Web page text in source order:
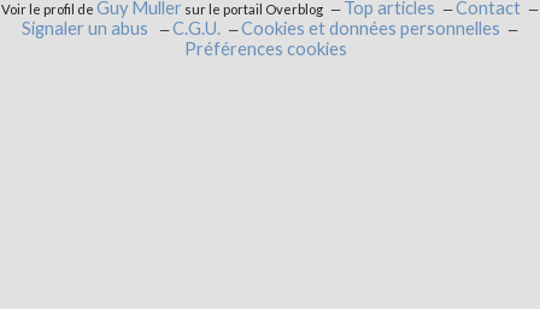
Voir le profil de Guy Muller sur le portail Overblog Top articles
Contact
Signaler un abus
C.G.U.
Cookies et données personnelles
Préférences cookies